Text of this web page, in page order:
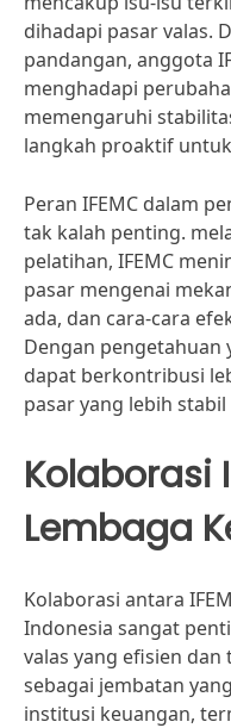
dihadapi pasar valas.
pandangan, anggota
menghadapi
memengaruhi
langkah proaktif
Peran IFEMC dalam
tak kalah penting.
pelatihan, IFEMC
pasar mengenai
ada, dan cara-cara
Dengan pengetahuan
dapat berkontribusi
pasar yang lebih
Kolaborasi
Lembaga
Kolaborasi antara
Indonesia sangat
valas yang efisien dan
sebagai jembatan
institusi keuangan,